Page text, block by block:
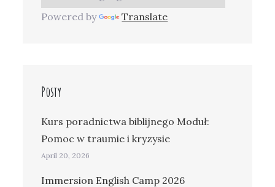
Powered by Translate
Posty
Kurs poradnictwa biblijnego Moduł:
Pomoc w traumie i kryzysie
April 20, 2026
Immersion English Camp 2026